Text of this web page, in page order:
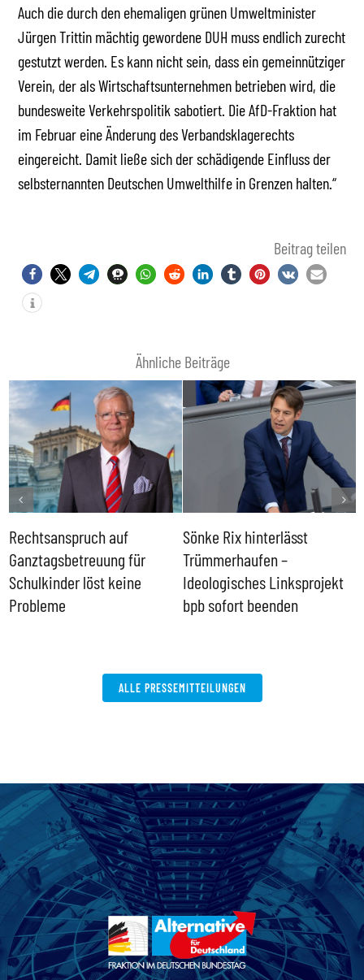
Auch die durch den ehemaligen grünen Umweltminister
Jürgen Trittin mächtig gewordene DUH muss endlich zurecht
gestutzt werden. Es kann nicht sein, dass ein gemeinnütziger
Verein, der als Wirtschaftsunternehmen betrieben wird, die
bundesweite Verkehrspolitik sabotiert. Die AfD-Fraktion hat
im Februar eine Änderung des Verbandsklagerechts
eingereicht. Damit ließe sich der schädigende Einfluss der
selbsternannten Deutschen Umwelthilfe in Grenzen halten.“
Beitrag teilen
Ähnliche Beiträge
Rechtsanspruch auf
Ganztagsbetreuung für
Schulkinder löst keine
Probleme
Sönke Rix hinterlässt
Trümmerhaufen –
Ideologisches Linksprojekt
bpb sofort beenden
ALLE PRESSEMITTEILUNGEN